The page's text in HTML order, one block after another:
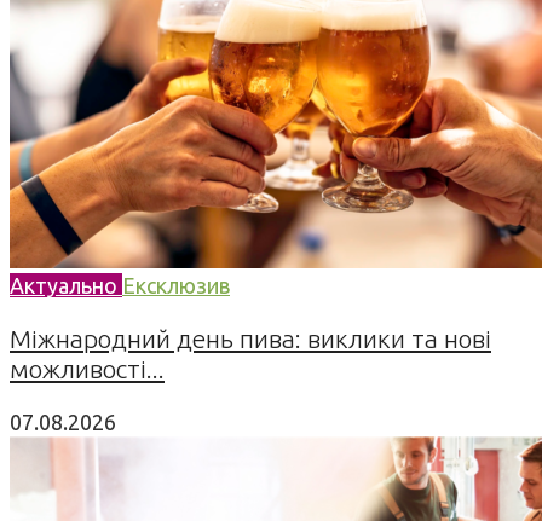
Актуально Ексклюзив
Міжнародний день пива: виклики та нові
можливості...
07.08.2026